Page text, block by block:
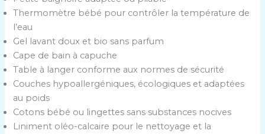
Thermomètre bébé pour contrôler la température de
l’eau
Gel lavant doux et bio sans parfum
Cape de bain à capuche
Table à langer conforme aux normes de sécurité
Couches hypoallergéniques, écologiques et adaptées
au poids
Cotons bébé ou lingettes sans substances nocives
Liniment oléo-calcaire pour le nettoyage et la